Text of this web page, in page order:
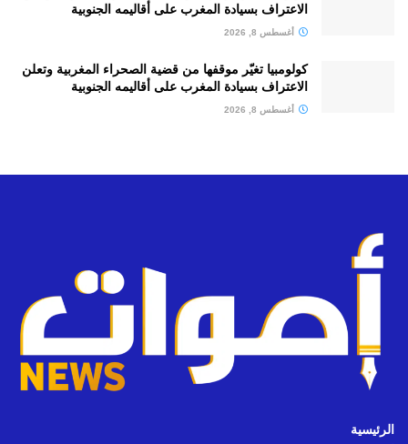
الاعتراف بسيادة المغرب على أقاليمه الجنوبية
أغسطس 8, 2026
كولومبيا تغيّر موقفها من قضية الصحراء المغربية وتعلن
الاعتراف بسيادة المغرب على أقاليمه الجنوبية
أغسطس 8, 2026
الرئيسية